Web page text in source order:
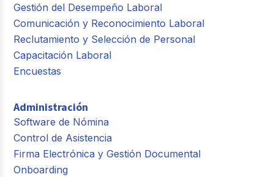
Gestión del Desempeño Laboral
Comunicación y Reconocimiento Laboral
Reclutamiento y Selección de Personal
Capacitación Laboral
Encuestas
Administración
Software de Nómina
Control de Asistencia
Firma Electrónica y Gestión Documental
Onboarding